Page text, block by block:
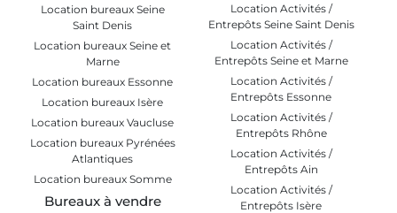
Location bureaux Seine
Saint Denis
Location bureaux Seine et
Marne
Location bureaux Essonne
Location bureaux Isère
Location bureaux Vaucluse
Location bureaux Pyrénées
Atlantiques
Location bureaux Somme
Bureaux à vendre
Location Activités /
Entrepôts Seine Saint Denis
Location Activités /
Entrepôts Seine et Marne
Location Activités /
Entrepôts Essonne
Location Activités /
Entrepôts Rhône
Location Activités /
Entrepôts Ain
Location Activités /
Entrepôts Isère